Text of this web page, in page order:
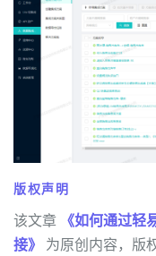
版权声明
该文章 《如何通过
接》 为原创内容，版